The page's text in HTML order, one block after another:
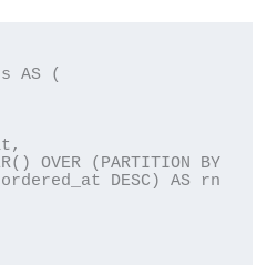
AS (
ordered_at DESC) AS rn